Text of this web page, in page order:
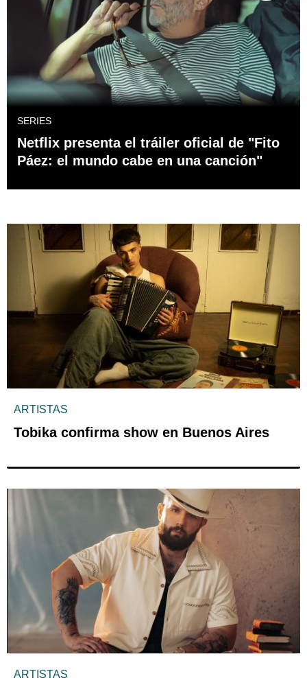
SERIES
Netflix presenta el tráiler oficial de "Fito
Páez: el mundo cabe en una canción"
ARTISTAS
Tobika confirma show en Buenos Aires
ARTISTAS